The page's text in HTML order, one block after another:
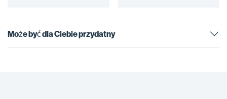
Może być dla Ciebie przydatny